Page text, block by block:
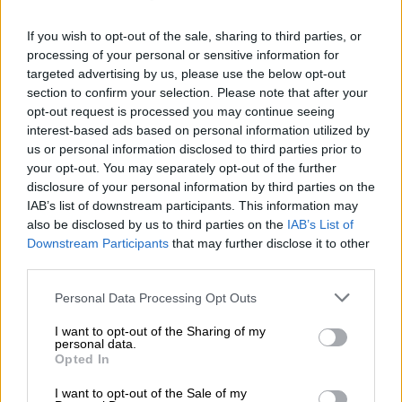
If you wish to opt-out of the sale, sharing to third parties, or
processing of your personal or sensitive information for
targeted advertising by us, please use the below opt-out
section to confirm your selection. Please note that after your
opt-out request is processed you may continue seeing
interest-based ads based on personal information utilized by
us or personal information disclosed to third parties prior to
your opt-out. You may separately opt-out of the further
disclosure of your personal information by third parties on the
IAB’s list of downstream participants. This information may
also be disclosed by us to third parties on the IAB’s List of
Downstream Participants that may further disclose it to other
Please note that this website/app uses one or more Google
not limited to your visit or usage behaviour. You may click to
grant or deny consent to Google and its third-party tags to
use your data for below specified purposes in below Google
consent section.
Personal Data Processing Opt Outs
I want to opt-out of the Sharing of my
personal data.
Opted In
I want to opt-out of the Sale of my
κέντρο της Καλαμάτας.
Σύμφωνα με αυτόπτες μάρτυρες,άγνωστοι
που επέβαιναν σε αυτοκίνητο πλησίασαν τον
47χρονο που επέβαινε σε μοτοσυκλέτα.
Αφού πρώτα με το όχημά τους του έκλεισαν
το δρόμο, στη συνέχεια βγήκαν και άρχισαν
να τον χτυπούν με μανία, ενώ ο ένας εξ
αυτών τονπυροβόλησε.
Στη συνέχεια διέφυγαν από τη Σόλωνος
αναπτύσσοντας ταχύτητα, αφήνοντας το
θύμα τους αιμόφυρτο και βαριά
Η μηχανή του θύματος στη μέση του δρόμου,